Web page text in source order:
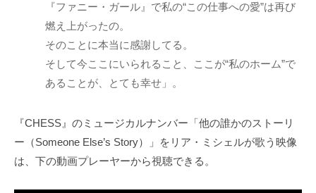
『ファニー・ガール』で私の“この仕事への愛”は再び
燃え上がったの。
そのことに本当に感謝してる。
そして今ここにいられること、ここが“私のホーム”で
あることが、とても幸せ」。
『CHESS』のミュージカルナンバー「他の誰かのストーリ
ー（Someone Else’s Story）」をリア・ミシェルが歌う映像
は、下の動画プレーヤーから視聴できる。